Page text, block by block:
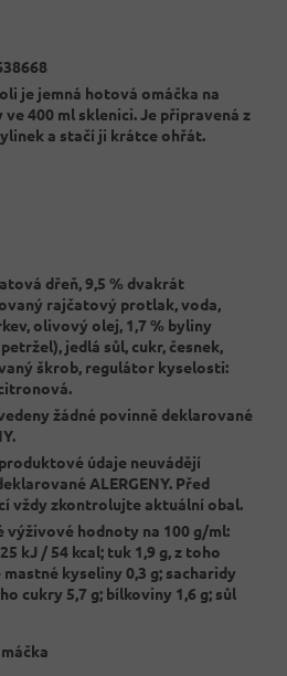
je jemná hotová omáčka na
400 ml sklenici. Je připravená z
a stačí ji krátce ohřát.
dřeň, 9,5 % dvakrát
rajčatový protlak, voda,
olivový olej, 1,7 % byliny
jedlá sůl, cukr, česnek,
škrob, regulátor kyselosti:
žádné povinně deklarované
údaje neuvádějí
ALERGENY. Před
vždy zkontrolujte aktuální obal.
výživové hodnoty na 100 g/ml:
kJ / 54 kcal; tuk 1,9 g, z toho
mastné kyseliny 0,3 g; sacharidy
cukry 5,7 g; bílkoviny 1,6 g; sůl